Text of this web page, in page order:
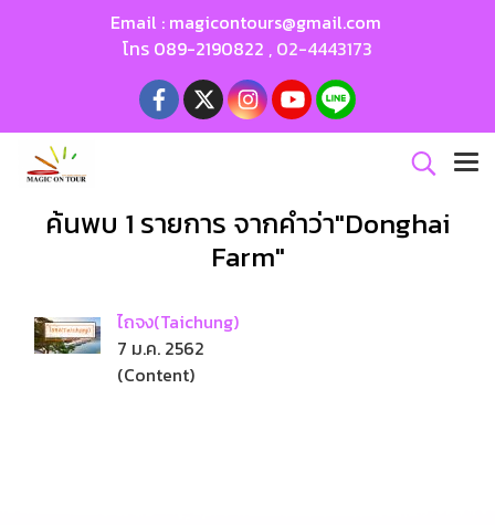
Email : magicontours@gmail.com
โทร 089-2190822 , 02-4443173
ค้นพบ 1 รายการ จากคำว่า"Donghai
Farm"
ไถจง(Taichung)
7 ม.ค. 2562
(Content)